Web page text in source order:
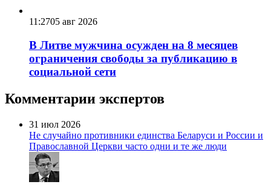
11:2705 авг 2026
В Литве мужчина осужден на 8 месяцев
ограничения свободы за публикацию в
социальной сети
Комментарии экспертов
31 июл 2026
Не случайно противники единства Беларуси и России и
Православной Церкви часто одни и те же люди